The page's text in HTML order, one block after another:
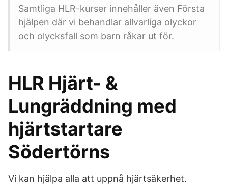
Samtliga HLR-kurser innehåller även Första
hjälpen där vi behandlar allvarliga olyckor
och olycksfall som barn råkar ut för.
HLR Hjärt- &
Lungräddning med
hjärtstartare
Södertörns
Vi kan hjälpa alla att uppnå hjärtsäkerhet.